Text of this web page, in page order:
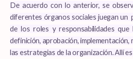
De acuerdo con lo anterior, se
diferentes órganos sociales juegan un
de los roles y responsabilidades que
definición, aprobación,
las estrategias de la organización. Allí